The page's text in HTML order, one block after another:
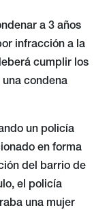
a 3 años
infracción a la
cumplir los
condena
un policía
en forma
del barrio de
el policía
una mujer